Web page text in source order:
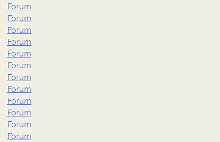
Forum
Forum
Forum
Forum
Forum
Forum
Forum
Forum
Forum
Forum
Forum
Forum